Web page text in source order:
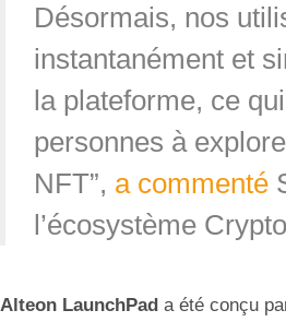
Désormais, nos
instantanément et
la plateforme, ce
personnes à
NFT”, a commenté
l’écosystème
Alteon LaunchPad a été conçu